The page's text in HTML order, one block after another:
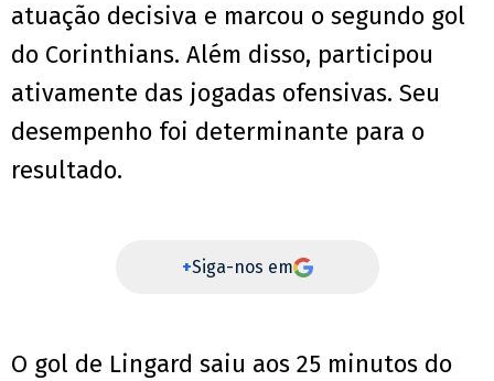
atuação decisiva e marcou o segundo gol
do Corinthians. Além disso, participou
ativamente das jogadas ofensivas. Seu
desempenho foi determinante para o
resultado.
+Siga-nos em
O gol de Lingard saiu aos 25 minutos do